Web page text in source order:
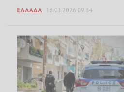
ΕΛΛΆΔΑ 16.03.2026 09:34